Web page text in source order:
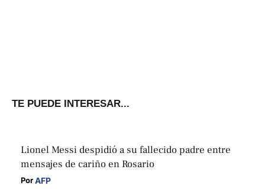
TE PUEDE INTERESAR...
Lionel Messi despidió a su fallecido padre entre
mensajes de cariño en Rosario
Por AFP